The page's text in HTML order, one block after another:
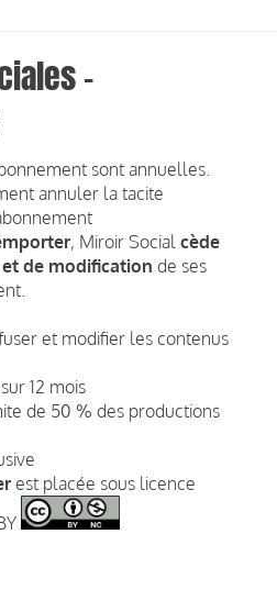
-
sont annuelles.
annuler la tacite
, Miroir Social cède
de modification de ses
et modifier les contenus
12 mois
de 50 % des productions
est placée sous licence